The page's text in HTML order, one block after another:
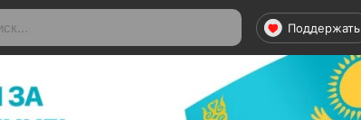
Поддержать